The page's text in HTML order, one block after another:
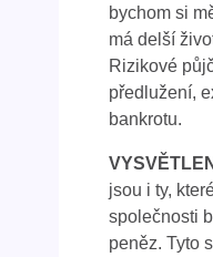
bychom si
má delší
Rizikové
předlužení,
bankrotu.
jsou i ty,
společnosti
peněz. Tyto